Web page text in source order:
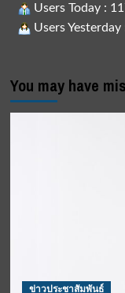
Users Today :
Users Yesterday
You may have
ข่าวประชาสัมพันธ์